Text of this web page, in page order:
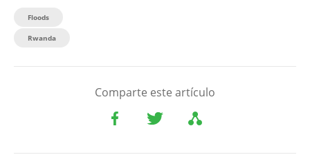
Floods
Rwanda
Comparte este artículo